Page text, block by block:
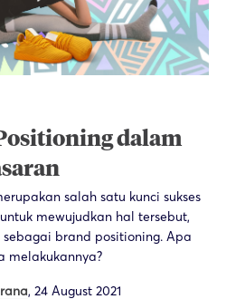
dalam
salah satu kunci sukses
mewujudkan hal tersebut,
brand positioning. Apa
melakukannya?
, 24 August 2021